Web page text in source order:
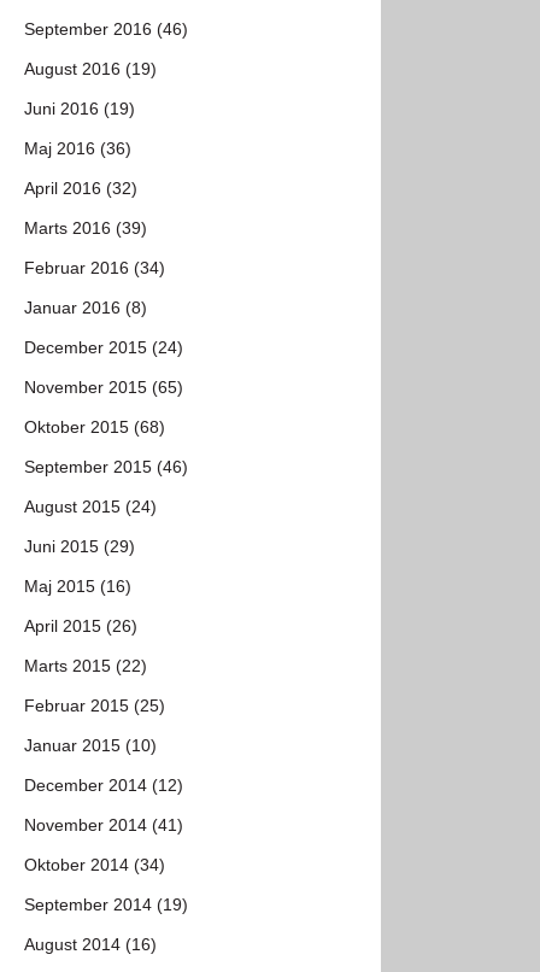
September 2016 (46)
August 2016 (19)
Juni 2016 (19)
Maj 2016 (36)
April 2016 (32)
Marts 2016 (39)
Februar 2016 (34)
Januar 2016 (8)
December 2015 (24)
November 2015 (65)
Oktober 2015 (68)
September 2015 (46)
August 2015 (24)
Juni 2015 (29)
Maj 2015 (16)
April 2015 (26)
Marts 2015 (22)
Februar 2015 (25)
Januar 2015 (10)
December 2014 (12)
November 2014 (41)
Oktober 2014 (34)
September 2014 (19)
August 2014 (16)